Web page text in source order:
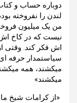
دوباره حساب و
لندن را نفروخته
من یک میلیون
نیست که در کاخ
اش فکر کند. وقتی
سیاستمدار حرفه
میکشند، همه
میکشند»
«از کرامات شیخ